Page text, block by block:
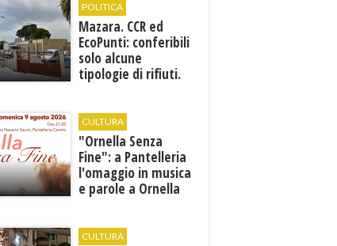
POLITICA
Mazara. CCR ed
EcoPunti: conferibili
solo alcune
tipologie di rifiuti.
CULTURA
​"Ornella Senza
Fine": a Pantelleria
l'omaggio in musica
e parole a Ornella
CULTURA